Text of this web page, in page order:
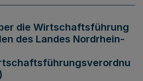
die Wirtschaftsführung
des Landes Nordrhein-